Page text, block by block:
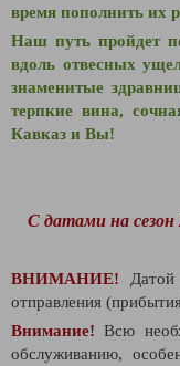
время пополнить их
Наш путь пройдет
вдоль отвесных
знаменитые
терпкие вина,
Кавказ и Вы!
С датами на
ВНИМАНИЕ! Датой
отправления
Внимание! Всю
обслуживанию,